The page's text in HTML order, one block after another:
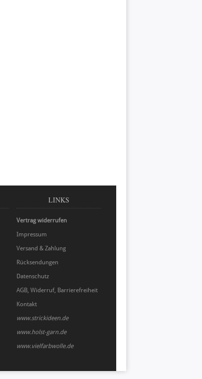
LINKS
Vertrag widerrufen
Impressum
Versand & Zahlung
Rücksendungen
Datenschutz
AGB, Widerruf, Barrierefreiheit
Kontakt
www.strickideen.de
www.holst-garn.de
www.vielfarbwolle.de